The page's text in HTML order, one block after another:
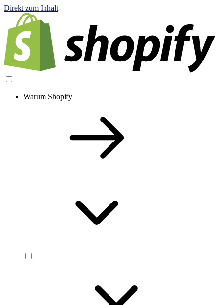
Direkt zum Inhalt
Warum Shopify